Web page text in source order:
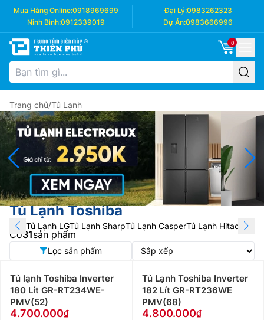
Mua Hàng Online:0918969699 Đại Lý:0983262323
Ninh Bình:0912339019 Dự Án:0983666996
0
Trang chủ/Tủ Lạnh
Tủ Lạnh Toshiba
Tủ Lạnh LGTủ Lạnh SharpTủ Lạnh CasperTủ Lạnh HitachiTủ
Có31sản phẩm
Lọc sản phẩm
Tủ lạnh Toshiba Inverter
180 Lít GR-RT234WE-
PMV(52)
4.700.000
Tủ Lạnh Toshiba Inverter
182 Lít GR-RT236WE
PMV(68)
4.800.000